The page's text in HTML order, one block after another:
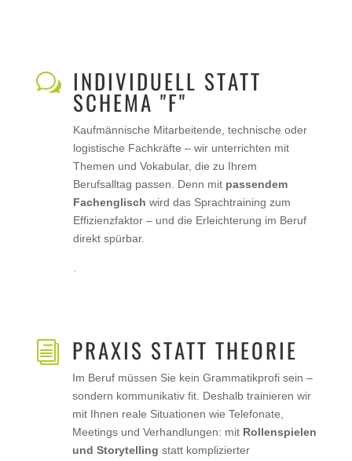
w INDIVIDUELL STATT
SCHEMA "F"
Kaufmännische Mitarbeitende, technische oder
logistische Fachkräfte – wir unterrichten mit
Themen und Vokabular, die zu Ihrem
Berufsalltag passen. Denn mit passendem
Fachenglisch wird das Sprachtraining zum
Effizienzfaktor – und die Erleichterung im Beruf
direkt spürbar.
i PRAXIS STATT THEORIE
Im Beruf müssen Sie kein Grammatikprofi sein –
sondern kommunikativ fit. Deshalb trainieren wir
mit Ihnen reale Situationen wie Telefonate,
Meetings und Verhandlungen: mit Rollenspielen
und Storytelling statt komplizierter